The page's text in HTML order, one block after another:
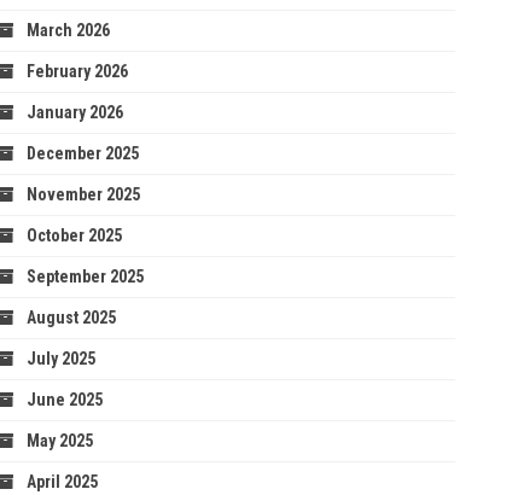
March 2026
February 2026
January 2026
December 2025
November 2025
October 2025
September 2025
August 2025
July 2025
June 2025
May 2025
April 2025